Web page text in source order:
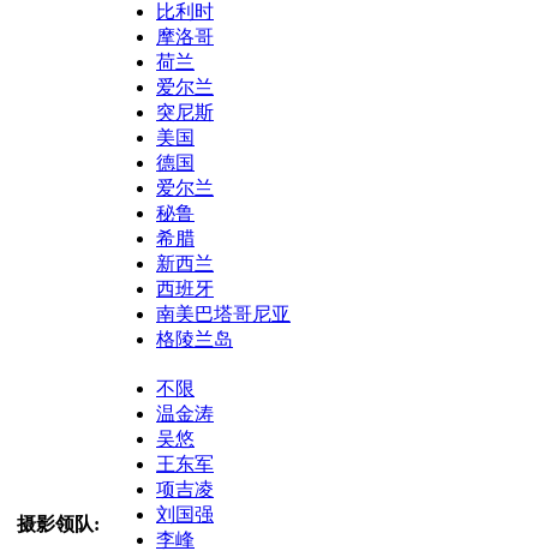
比利时
摩洛哥
荷兰
爱尔兰
突尼斯
美国
德国
爱尔兰
秘鲁
希腊
新西兰
西班牙
南美巴塔哥尼亚
格陵兰岛
摄影领队:
不限
温金涛
吴悠
王东军
项吉凌
刘国强
李峰